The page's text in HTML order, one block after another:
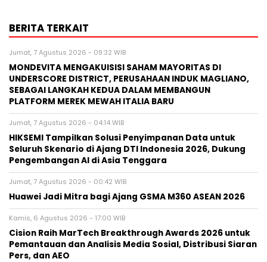
BERITA TERKAIT
Jumat, 7 Agustus 2026 - 09:32 WIB
MONDEVITA MENGAKUISISI SAHAM MAYORITAS DI
UNDERSCORE DISTRICT, PERUSAHAAN INDUK MAGLIANO,
SEBAGAI LANGKAH KEDUA DALAM MEMBANGUN
PLATFORM MEREK MEWAH ITALIA BARU
Jumat, 7 Agustus 2026 - 04:14 WIB
HIKSEMI Tampilkan Solusi Penyimpanan Data untuk
Seluruh Skenario di Ajang DTI Indonesia 2026, Dukung
Pengembangan AI di Asia Tenggara
Jumat, 7 Agustus 2026 - 00:42 WIB
Huawei Jadi Mitra bagi Ajang GSMA M360 ASEAN 2026
Kamis, 6 Agustus 2026 - 17:00 WIB
Cision Raih MarTech Breakthrough Awards 2026 untuk
Pemantauan dan Analisis Media Sosial, Distribusi Siaran
Pers, dan AEO